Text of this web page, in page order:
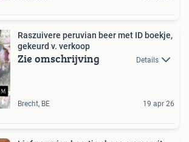
Raszuivere peruvian beer met ID boekje,
gekeurd v. verkoop
Zie omschrijving Details
Brecht, BE 19 apr 26